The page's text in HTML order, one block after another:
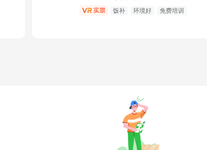
饭补 环境好 免费培训